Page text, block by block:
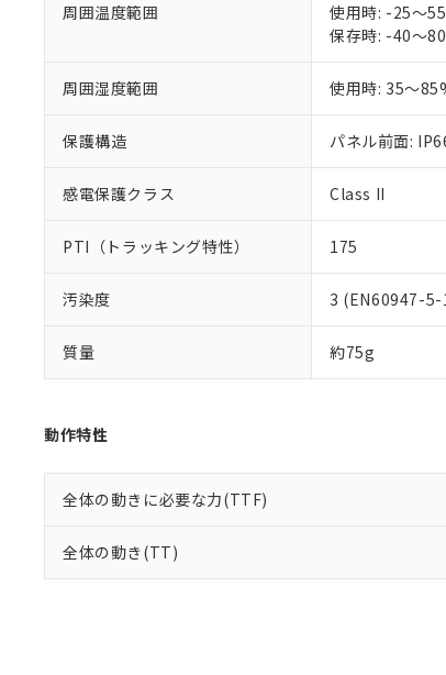
周囲温度範囲
使用時: -25～
保存時: -40～
周囲湿度範囲 使用時: 35～
保護構造 パネル前面:
感電保護クラス Class II
PTI（トラッキング特性） 175
汚染度 3 (EN60947-5-
質量 約75g
動作特性
全体の動きに必要な力(TTF)
全体の動き(TT)